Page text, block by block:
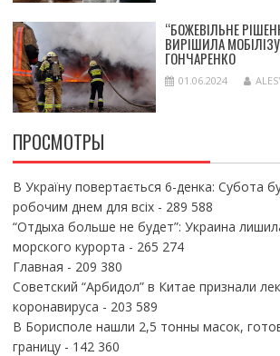
“БОЖЕВІЛЬНЕ
ВИРІШИЛА
ГОНЧАРЕНКО
01.06.2024
ПРОСМОТРЫ
В Україну повертається 6-денка: Субота
робочим днем для всіх- 289 588
“Отдыха больше не будет”: Украина
морского курорта - 265 274
Главная - 209 380
Советский “Арбидол” в Китае признали
коронавируса - 203 589
В Борисполе нашли 2,5 тонны масок,
границу- 142 360